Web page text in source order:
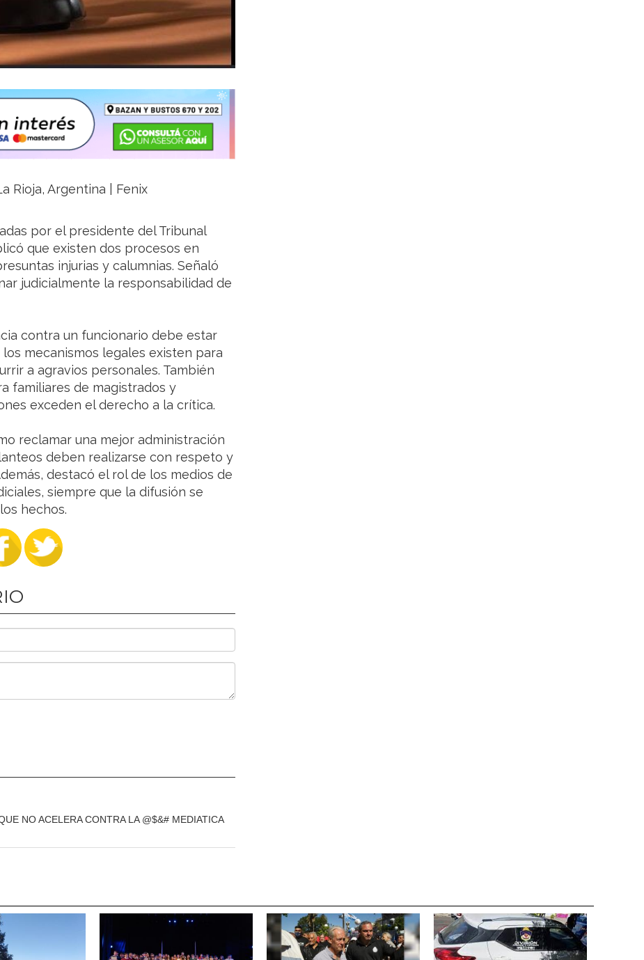
Rioja, Argentina | Fenix
por el presidente del Tribunal
que existen dos procesos en
injurias y calumnias. Señaló
judicialmente la responsabilidad de
contra un funcionario debe estar
mecanismos legales existen para
a agravios personales. También
familiares de magistrados y
exceden el derecho a la crítica.
reclamar una mejor administración
deben realizarse con respeto y
destacó el rol de los medios de
siempre que la difusión se
hechos.
NO ACELERA CONTRA LA @$&# MEDIATICA